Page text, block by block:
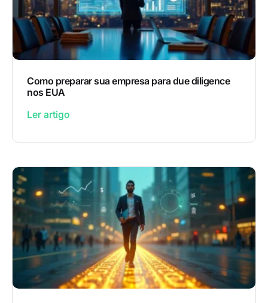
Como preparar sua empresa para due diligence
nos EUA
Ler artigo